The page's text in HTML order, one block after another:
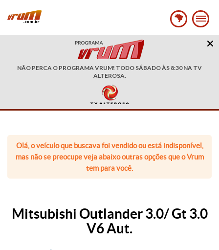
NÃO PERCA O PROGRAMA VRUM! TODO SÁBADO ÀS 8:30 NA TV
ALTEROSA.
Olá, o veículo que buscava foi vendido ou está indisponível,
mas não se preocupe veja abaixo outras opções que o Vrum
tem para você.
Mitsubishi Outlander 3.0/ Gt 3.0
V6 Aut.